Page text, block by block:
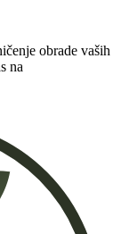
obrade vaših
na